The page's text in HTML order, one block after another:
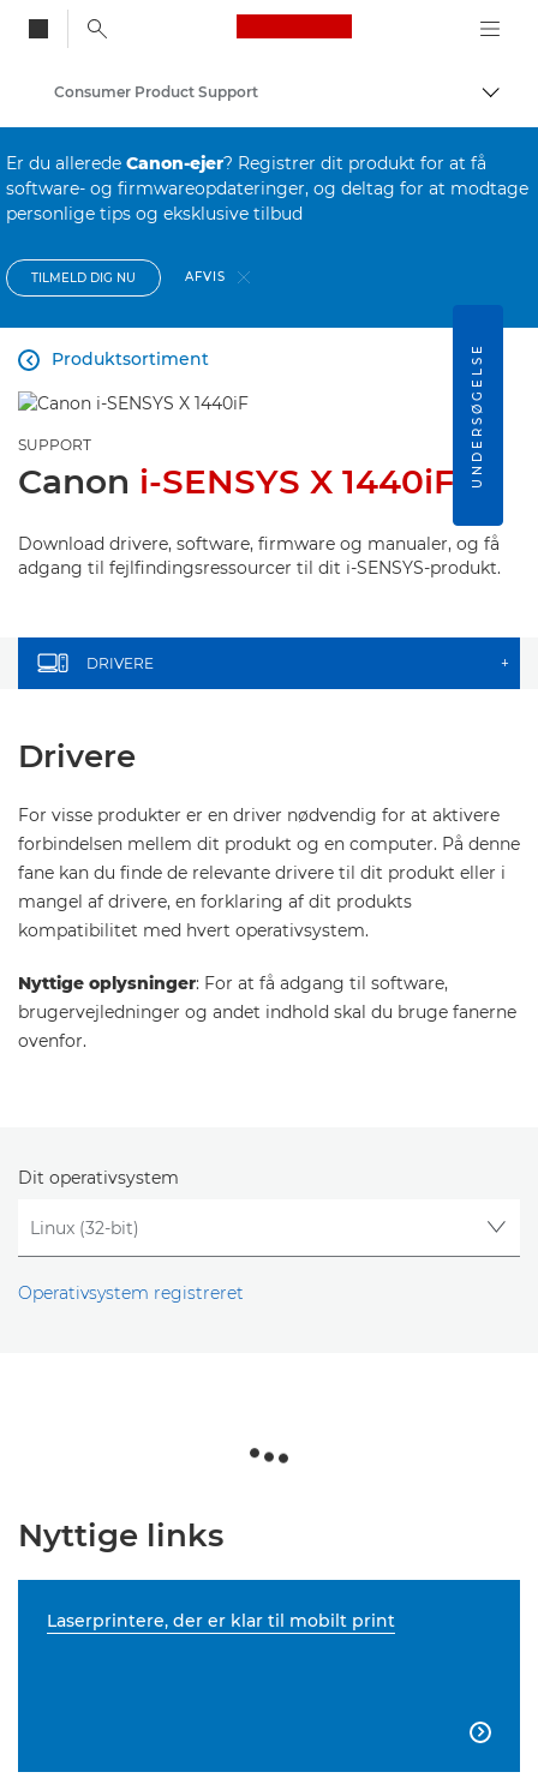
Canon Logo, back
Skift
Consumer Product Support
Er du allerede Canon-ejer? Registrer dit produkt for at få
software- og firmwareopdateringer, og deltag for at modtage
personlige tips og eksklusive tilbud
TILMELD DIG NU AFVIS
Produktsortiment

SUPPORT
Canon i-SENSYS X 1440iF
Download drivere, software, firmware og manualer, og få
adgang til fejlfindingsressourcer til dit i-SENSYS-produkt.
DRIVERE +
Drivere
For visse produkter er en driver nødvendig for at aktivere
forbindelsen mellem dit produkt og en computer. På denne
fane kan du finde de relevante drivere til dit produkt eller i
mangel af drivere, en forklaring af dit produkts
kompatibilitet med hvert operativsystem.
Nyttige oplysninger: For at få adgang til software,
brugervejledninger og andet indhold skal du bruge fanerne
ovenfor.
Dit operativsystem
Operativsystem registreret
Nyttige links
Laserprintere, der er klar til mobilt print

UNDERSØGELSE